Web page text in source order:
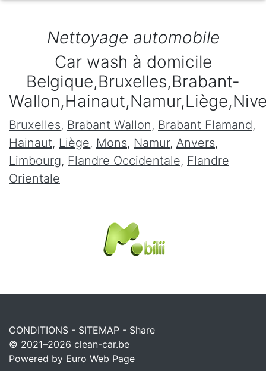
Nettoyage automobile
Car wash à domicile
Belgique,Bruxelles,Brabant-
Bruxelles, Brabant Wallon, Brabant Flamand,
Hainaut, Liège, Mons, Namur, Anvers,
Limbourg, Flandre Occidentale, Flandre
Orientale
CONDITIONS - SITEMAP - Share
© 2021–2026 clean-car.be
Powered by Euro Web Page